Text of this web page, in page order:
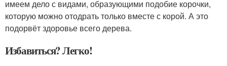
имеем дело с видами, образующими подобие корочки,
которую можно отодрать только вместе с корой. А это
подорвёт здоровье всего дерева.
Избавиться? Легко!